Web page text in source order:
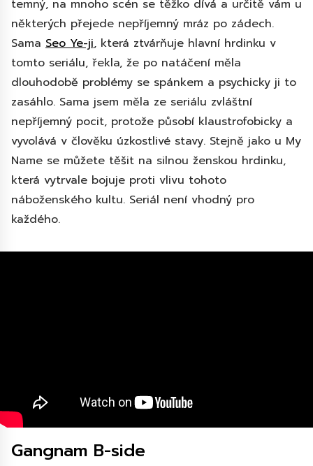
temný, na mnoho scén se těžko dívá a určitě vám u
některých přejede nepříjemný mráz po zádech.
Sama Seo Ye-ji, která ztvárňuje hlavní hrdinku v
tomto seriálu, řekla, že po natáčení měla
dlouhodobě problémy se spánkem a psychicky ji to
zasáhlo. Sama jsem měla ze seriálu zvláštní
nepříjemný pocit, protože působí klaustrofobicky a
vyvolává v člověku úzkostlivé stavy. Stejně jako u My
Name se můžete těšit na silnou ženskou hrdinku,
která vytrvale bojuje proti vlivu tohoto
náboženského kultu. Seriál není vhodný pro
každého.
Gangnam B-side